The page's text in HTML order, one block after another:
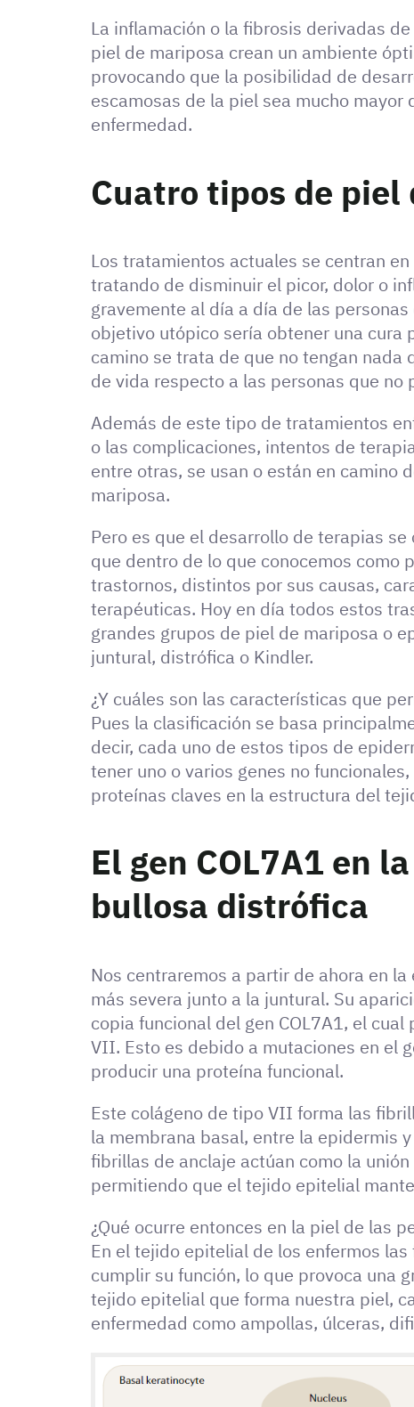
La inflamación o la fibrosis derivadas
piel de mariposa crean un ambiente
provocando que la posibilidad de
escamosas de la piel sea mucho
enfermedad.
Cuatro tipos de piel
Los tratamientos actuales se centran
tratando de disminuir el picor, dolor o
gravemente al día a día de las
objetivo utópico sería obtener una cura
camino se trata de que no tengan nada
de vida respecto a las personas que no
Además de este tipo de tratamientos
o las complicaciones, intentos de
entre otras, se usan o están en camino
mariposa.
Pero es que el desarrollo de terapias
que dentro de lo que conocemos como
trastornos, distintos por sus causas,
terapéuticas. Hoy en día todos estos
grandes grupos de piel de mariposa o
juntural, distrófica o Kindler.
¿Y cuáles son las características que
Pues la clasificación se basa
decir, cada uno de estos tipos de
tener uno o varios genes no
proteínas claves en la estructura del
El gen COL7A1 en
bullosa distrófica
Nos centraremos a partir de ahora en
más severa junto a la juntural. Su
copia funcional del gen COL7A1, el
VII. Esto es debido a mutaciones en el
producir una proteína funcional.
Este colágeno de tipo VII forma las
la membrana basal, entre la epidermis
fibrillas de anclaje actúan como la
permitiendo que el tejido epitelial
¿Qué ocurre entonces en la piel de las
En el tejido epitelial de los enfermos
cumplir su función, lo que provoca una
tejido epitelial que forma nuestra piel,
enfermedad como ampollas, úlceras,